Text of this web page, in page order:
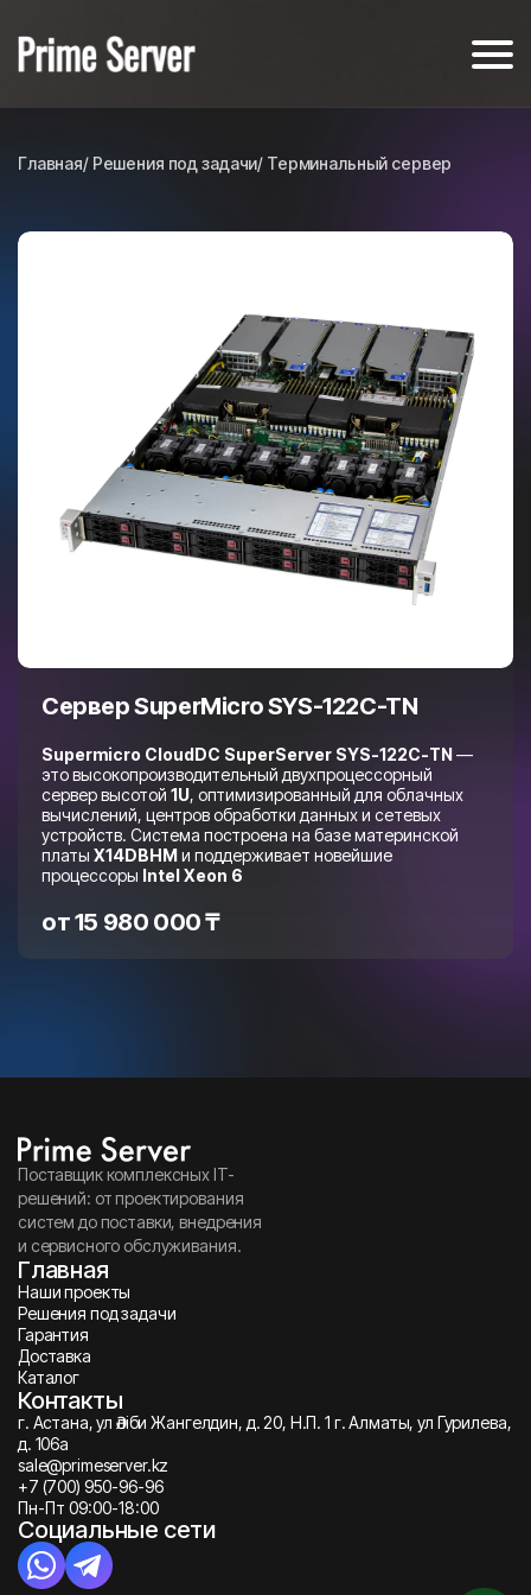
Главная/ Решения под задачи/ Терминальный сервер
Сервер SuperMicro SYS-122C-TN
Supermicro CloudDC SuperServer SYS-122C-TN—
это высокопроизводительный двухпроцессорный
сервер высотой 1U, оптимизированный для облачных
вычислений, центров обработки данных и сетевых
устройств. Система построена на базе материнской
платы X14DBHMи поддерживает новейшие
процессоры Intel Xeon 6
от15 980 000₸
Поставщик комплексных IT-
решений: от проектирования
систем до поставки, внедрения
и сервисного обслуживания.
Главная
Наши проекты
Решения под задачи
Гарантия
Доставка
Каталог
Контакты
г. Астана, ул Әліби Жангелдин, д. 20, Н.П. 1 г. Алматы, ул Гурилева,
д. 106а
sale@primeserver.kz
+7 (700) 950-96-96
Пн-Пт 09:00-18:00
Социальные сети